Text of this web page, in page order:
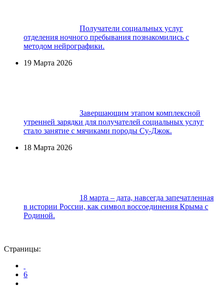
Получатели социальных услуг
отделения ночного пребывания познакомились с
методом нейрографики.
19 Марта 2026
Завершающим этапом комплексной
утренней зарядки для получателей социальных услуг
стало занятие с мячиками породы Су-Джок.
18 Марта 2026
18 марта – дата, навсегда запечатленная
в истории России, как символ воссоединения Крыма с
Родиной.
Страницы:
6